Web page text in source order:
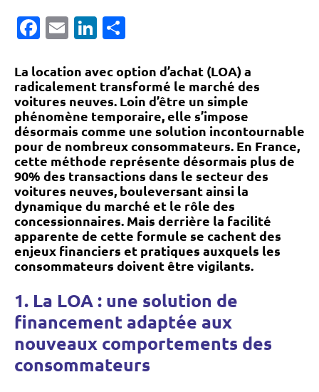
Facebook
EmailLinkedIn
La location avec option d’achat (LOA) a
radicalement transformé le marché des
voitures neuves. Loin d’être un simple
phénomène temporaire, elle s’impose
désormais comme une solution incontournable
pour de nombreux consommateurs. En France,
cette méthode représente désormais plus de
90% des transactions dans le secteur des
voitures neuves, bouleversant ainsi la
dynamique du marché et le rôle des
concessionnaires. Mais derrière la facilité
apparente de cette formule se cachent des
enjeux financiers et pratiques auxquels les
consommateurs doivent être vigilants.
1. La LOA : une solution de
financement adaptée aux
nouveaux comportements des
consommateurs